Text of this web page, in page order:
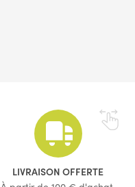
LIVRAISON OFFERTE